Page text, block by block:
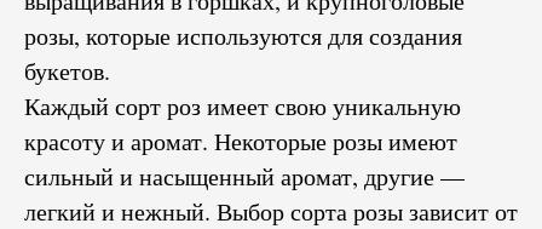
розы, которые используются для создания
букетов.
Каждый сорт роз имеет свою уникальную
красоту и аромат. Некоторые розы имеют
сильный и насыщенный аромат, другие —
легкий и нежный. Выбор сорта розы зависит от